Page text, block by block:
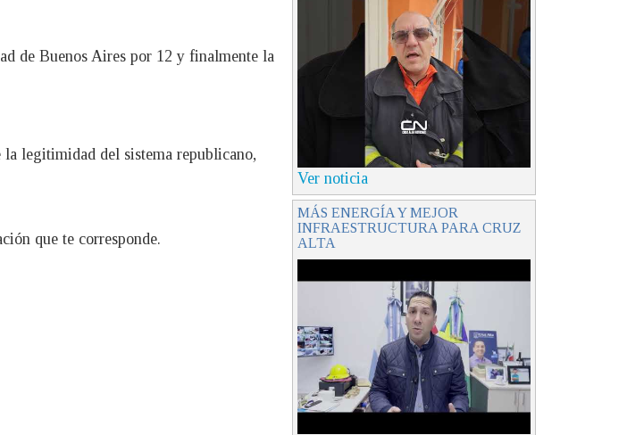
de Buenos Aires por 12 y finalmente la
legitimidad del sistema republicano,
que te corresponde.
Ver noticia
MÁS ENERGÍA Y MEJOR
INFRAESTRUCTURA PARA CRUZ
ALTA